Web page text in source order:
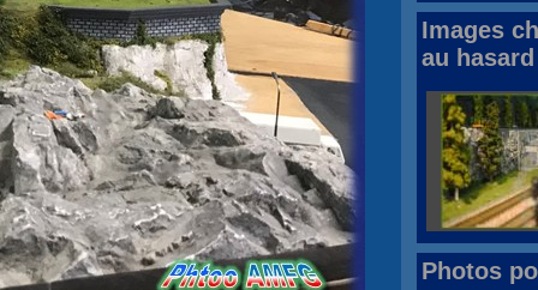
Images
au hasard
Photos